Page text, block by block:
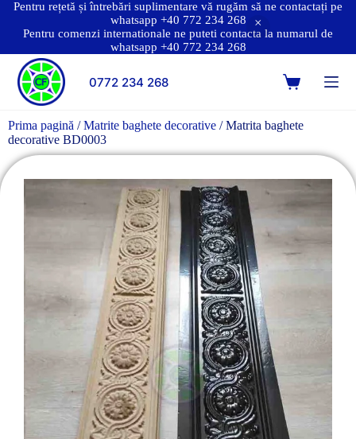
Pentru rețetă și întrebări suplimentare vă rugăm să ne contactați pe
whatsapp +40 772 234 268
Pentru comenzi internationale ne puteti contacta la numarul de
whatsapp +40 772 234 268
0772 234 268
Prima pagină /Matrite baghete decorative / Matrita baghete
decorative BD0003